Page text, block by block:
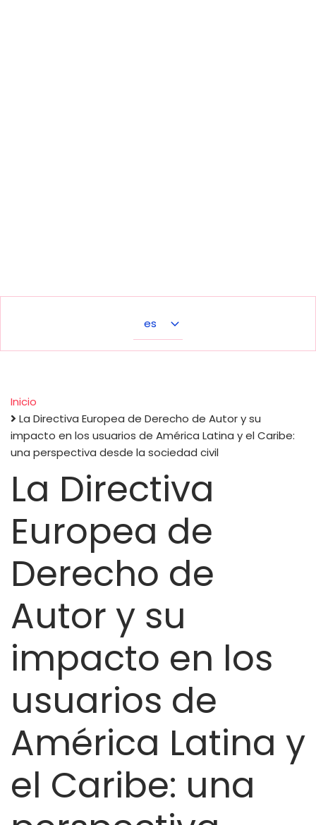
your
language
Sobrescribir
enlaces
de
ayuda
a
la
navegación
Inicio
La Directiva Europea de Derecho de Autor y su
impacto en los usuarios de América Latina y el Caribe:
una perspectiva desde la sociedad civil
La Directiva
Europea de
Derecho de
Autor y su
impacto en los
usuarios de
América Latina y
el Caribe: una